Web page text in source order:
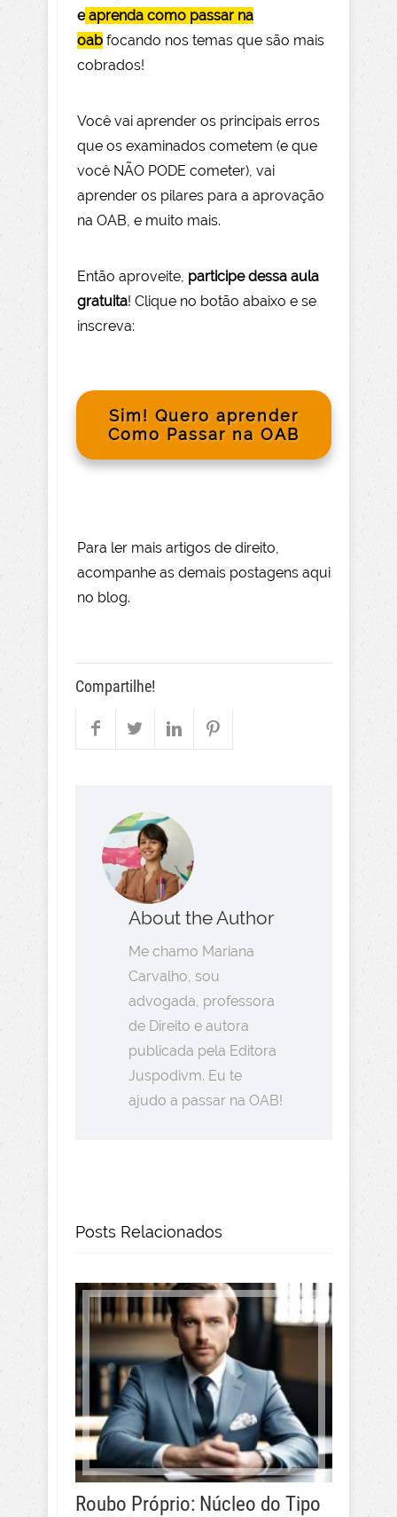
e aprenda como passar na
oab focando nos temas que são mais
cobrados!
Você vai aprender os principais erros
que os examinados cometem (e que
você NÃO PODE cometer), vai
aprender os pilares para a aprovação
na OAB, e muito mais.
Então aproveite participe dessa aula
gratuita! Clique no botão abaixo e se
inscreva:
Sim! Quero aprender
Como Passar na OAB
Para ler mais artigos de direito
acompanhe as demais postagens aqui
no blog.
Compartilhe!
About the Author
Me chamo Mariana
Carvalho, sou
advogada, professora
de Direito e autora
publicada pela Editora
Juspodivm. Eu te
ajudo a passar na OAB!
Posts Relacionados
Roubo Próprio: Núcleo do Tipo